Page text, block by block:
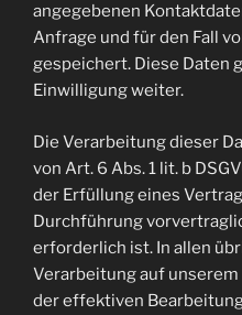
angegebenen
Anfrage und für den Fall
gespeichert. Diese Daten
Einwilligung weiter.
Die Verarbeitung dieser
von Art. 6 Abs. 1 lit. b
der Erfüllung eines
Durchführung
erforderlich ist. In allen
Verarbeitung auf
der effektiven